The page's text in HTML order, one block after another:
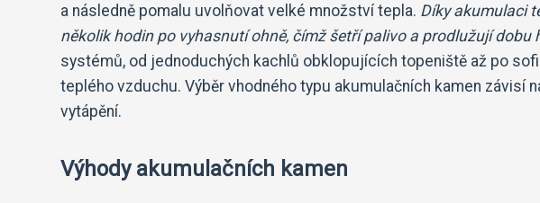
a následně pomalu uvolňovat velké množství tepla. Díky akumulaci
několik hodin po vyhasnutí ohně, čímž šetří palivo a prodlužují dobu
systémů, od jednoduchých kachlů obklopujících topeniště až po
teplého vzduchu. Výběr vhodného typu akumulačních kamen závisí
vytápění.
Výhody akumulačních kamen